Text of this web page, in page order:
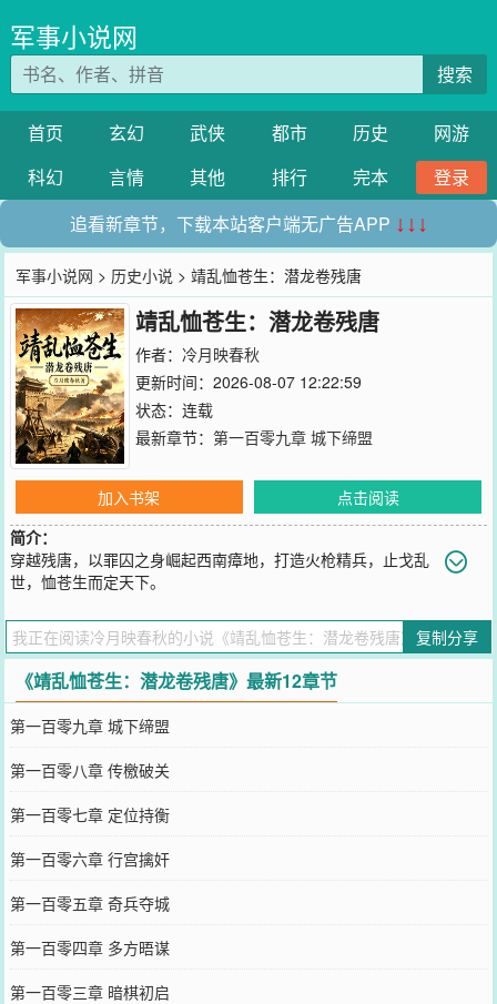
军事小说网
搜索
首页 玄幻 武侠 都市 历史
网游
科幻
言情 其他 排行 完本
登录
追看新章节，下载本站客户端无广告APP ↓↓↓
军事小说网 > 历史小说 > 靖乱恤苍生：潜龙卷残唐
靖乱恤苍生：潜龙卷残唐
作者： 冷月映春秋
更新时间：2026-08-07 12:22:59
状态：连载
最新章节： 第一百零九章 城下缔盟
加入书架
点击阅读
简介：
穿越残唐，以罪囚之身崛起西南瘴地，打造火枪精兵，止戈乱
世，恤苍生而定天下。
QQ群和微博微信里的朋友推荐哦！
复制分享
《靖乱恤苍生：潜龙卷残唐》最新12章节
第一百零九章 城下缔盟
第一百零八章 传檄破关
第一百零七章 定位持衡
第一百零六章 行宫擒奸
第一百零五章 奇兵夺城
第一百零四章 多方晤谋
第一百零三章 暗棋初启